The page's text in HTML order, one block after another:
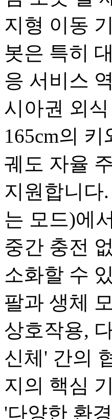
지형 이동
봇은 특히
응 서비스
시아권 외
165cm의
궤도 자율
지원합니다
는 모드)에
중간 충전
소화할 수
팔과 생체
상호작용,
신체' 간의
지의 핵심
'다양한 환